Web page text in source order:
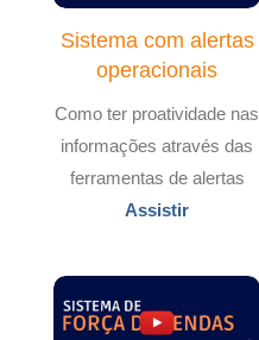
Sistema com alertas
operacionais
Como ter proatividade nas
informações através das
ferramentas de alertas
Assistir